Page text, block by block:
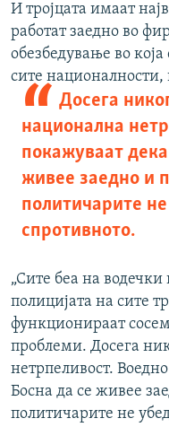
И тројцата имаат
работат заедно во
обезбедување во
сите
Досега
национална
покажуваат
живее заедно и
политичарите
спротивното.
„Сите беа на водечки
полицијата на сите
функционираат
проблеми. Досега
нетрпеливост.
Босна да се живее
политичарите не